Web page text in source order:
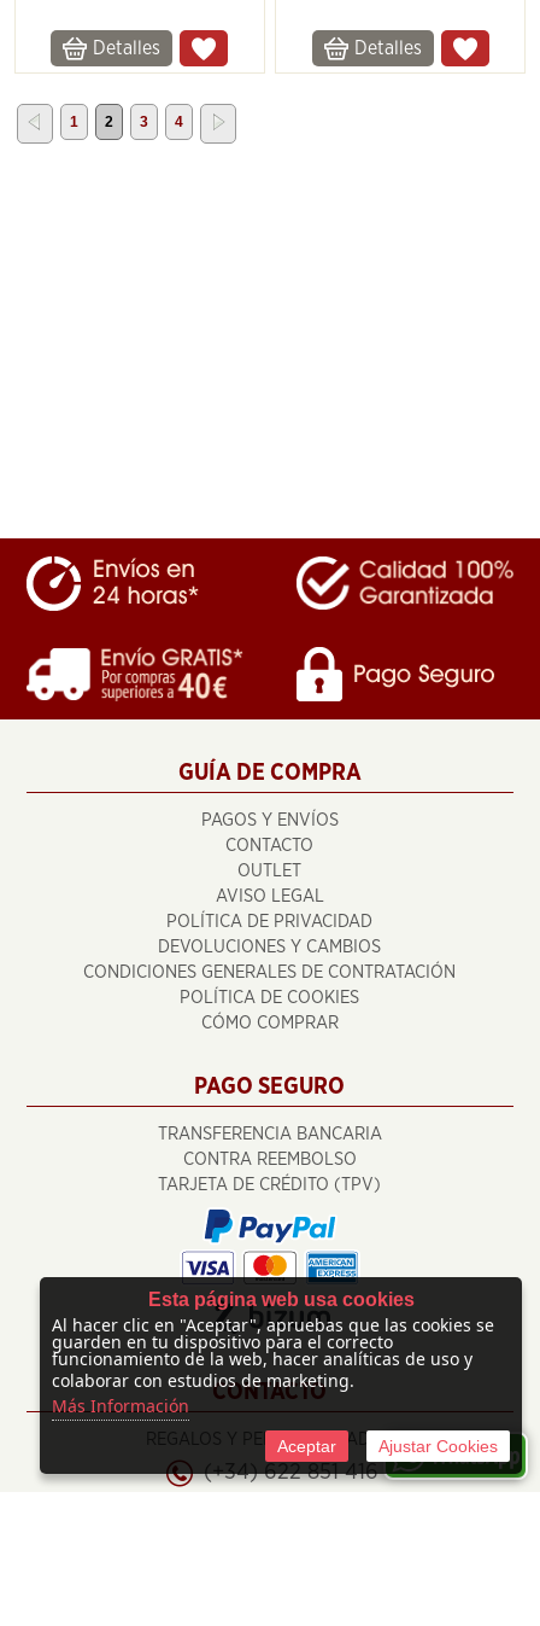
Detalles Detalles
1 2 3 4
GUÍA DE COMPRA
PAGOS Y ENVÍOS
CONTACTO
OUTLET
AVISO LEGAL
POLÍTICA DE PRIVACIDAD
DEVOLUCIONES Y CAMBIOS
CONDICIONES GENERALES DE CONTRATACIÓN
POLÍTICA DE COOKIES
CÓMO COMPRAR
PAGO SEGURO
TRANSFERENCIA BANCARIA
CONTRA REEMBOLSO
TARJETA DE CRÉDITO (TPV)
CONTACTO
REGALOS Y PERSONALIZADOS
(+34) 622 851 416
Esta página web usa cookies
Al hacer clic en "Aceptar", apruebas que las cookies se
guarden en tu dispositivo para el correcto
funcionamiento de la web, hacer analíticas de uso y
colaborar con estudios de marketing.
Más Información
Aceptar Ajustar Cookies